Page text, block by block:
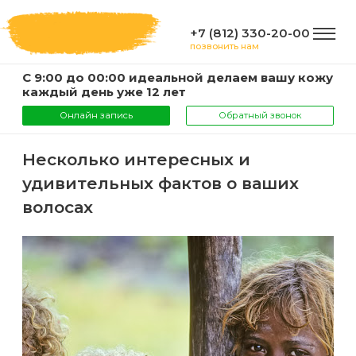
+7 (812) 330-20-00
позвонить нам
С 9:00 до 00:00 идеальной делаем вашу кожу
каждый день уже 12 лет
Онлайн запись Обратный звонок
ГЛАВНАЯ
Услуги
цены
Эпиляция
воском
Шугаринг
КОМПАНИЯ
О
компании
Мастера
ИНФОРМАЦИЯ
Фото
Видео
ВАЖНО
Несколько интересных и
удивительных фактов о ваших
волосах